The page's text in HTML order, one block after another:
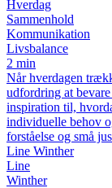
Hverdag
Sammenhold
Kommunikation
Livsbalance
2 min
Når hverdagen
udfordring at
inspiration til,
individuelle behov
forståelse og små
Line Winther
Line
Winther